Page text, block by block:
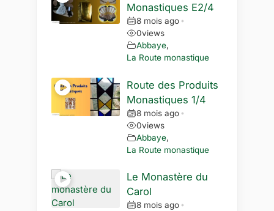
Monastiques E2/4
8 mois ago •
0views
Abbaye,
La Route monastique
Route des Produits
Monastiques 1/4
8 mois ago •
0views
Abbaye,
La Route monastique
Le Monastère du
Carol
8 mois ago •